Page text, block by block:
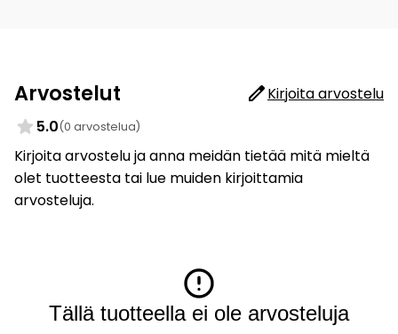
Arvostelut
Kirjoita arvostelu
5.0(0 arvostelua)
Kirjoita arvostelu ja anna meidän tietää mitä mieltä
olet tuotteesta tai lue muiden kirjoittamia
arvosteluja.
Tällä tuotteella ei ole arvosteluja